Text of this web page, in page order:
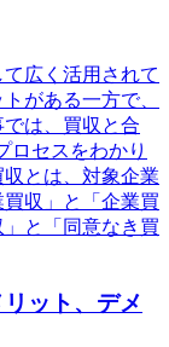
広く活用されて
がある一方で、
は、買収と合
ロセスをわかり
とは、対象企業
収」と「企業買
と「同意なき買
ット、デメ